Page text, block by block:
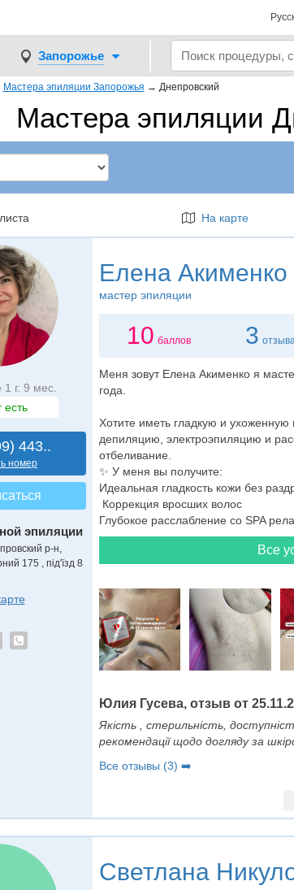
Запорожье
Мастера эпиляции Запорожья → Днепровский
Мастера эпиляции
На карте
г. 9 мес.
443..
номер
эпиляции
р-н,
175 , під'їзд 8
Елена Акименко
мастер эпиляции
10 баллов 3
Меня зовут Елена Акименко я
года.
Хотите иметь гладкую и
депиляцию, электроэпиляцию и
отбеливание.
✨ У меня вы получите:
Идеальная гладкость кожи без
Коррекция вросших волос
Глубокое расслабление со SPA
Все
Юлия Гусева, отзыв от
Якість , стерильність,
рекомендації щодо догляду за
Все отзывы (3) ➡️
Светлана